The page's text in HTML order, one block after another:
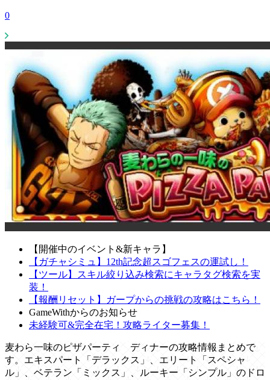
0
【開催中のイベント&新キャラ】
【ガチャシミュ】12th記念超スゴフェスの運試し！
【ツール】スキル絞り込み検索にキャラタグ検索を実
装！
【報酬リセット】ガープからの挑戦の攻略はこちら！
GameWithからのお知らせ
未経験可&完全在宅！攻略ライター募集！
麦わら一味のピザパーティ ディナーの攻略情報まとめで
す。エキスパート「デラックス」、エリート「スペシャ
ル」、ベテラン「ミックス」、ルーキー「シンプル」のドロ